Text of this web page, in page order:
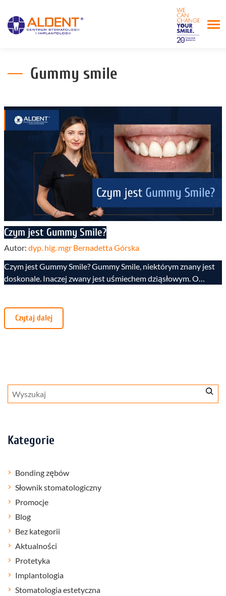
Gummy smile
Czym jest Gummy Smile?
Autor: dyp. hig. mgr Bernadetta Górska
Czym jest Gummy Smile? Gummy Smile, niektórym znany jest
doskonale. Inaczej zwany jest uśmiechem dziąsłowym. O…
Czytaj dalej
Kategorie
Bonding zębów
Słownik stomatologiczny
Promocje
Blog
Bez kategorii
Aktualności
Protetyka
Implantologia
Stomatologia estetyczna